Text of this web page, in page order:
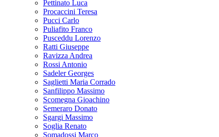
Pettinato Luca
Procaccini Teresa
Pucci Carlo
Puliafito Franco
Pusceddu Lorenzo
Ratti Giuseppe
Ravizza Andrea
Rossi Antonio
Sadeler Georges
Saglietti Maria Corrado
Sanfilippo Massimo
Scomegna Gioachino
Semeraro Donato
Sgargi Massimo
Soglia Renato
Somadossi Marco